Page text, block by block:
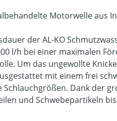
Motorwelle aus
der AL-KO
l/h bei einer maximalen
Um das ungewollte
mit einem frei
Dank der
und Schwebepartikeln